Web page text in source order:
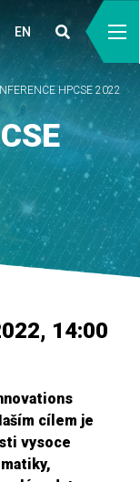
EN
HPCSE 2022
14:00
cílem je
vysoce